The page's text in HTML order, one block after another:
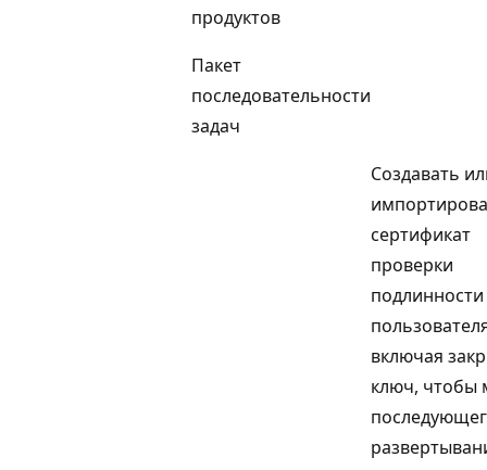
продуктов
Пакет
последовательности
задач
Создавать
сертификат
проверки
подлинности
включая
ключ, чтобы